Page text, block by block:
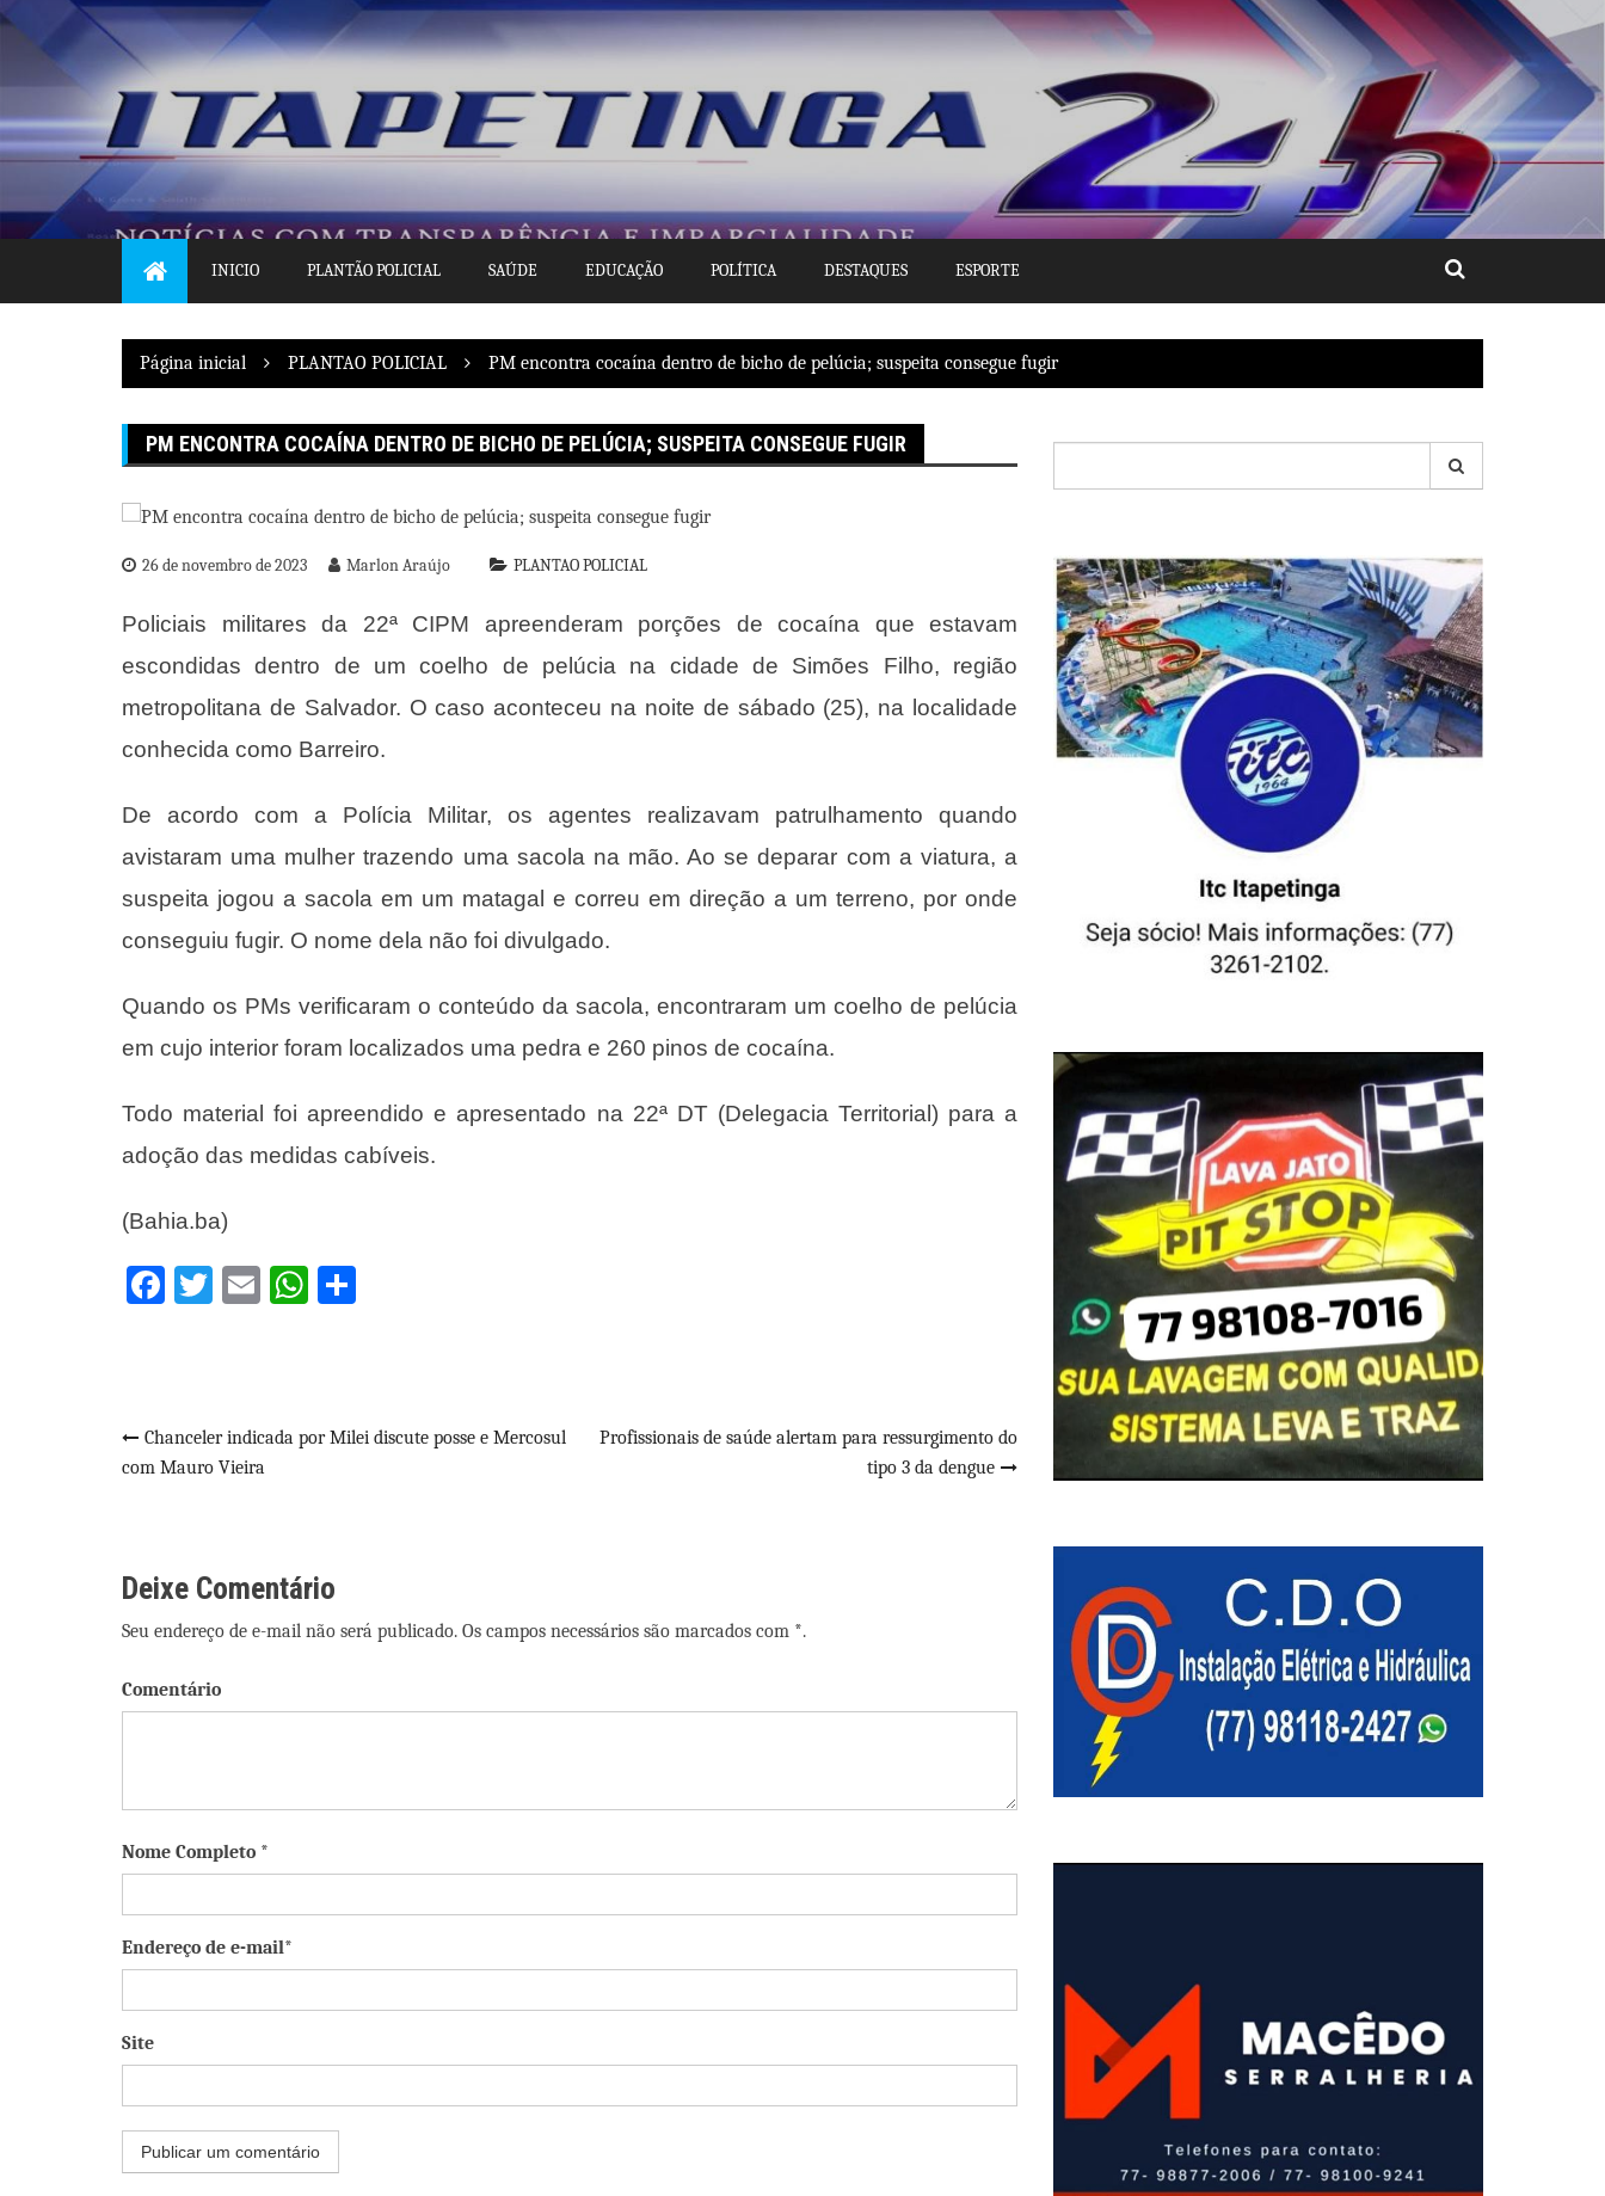
Pular
para
INICIO PLANTÃO POLICIAL SAÚDE EDUCAÇÃO POLÍTICA DESTAQUES ESPORTE
Página inicial PLANTAO POLICIAL PM encontra cocaína dentro de bicho de pelúcia; suspeita consegue fugir
PM ENCONTRA COCAÍNA DENTRO DE BICHO DE PELÚCIA; SUSPEITA CONSEGUE FUGIR
26 de novembro de 2023 Marlon Araújo PLANTAO POLICIAL
Policiais militares da 22ª CIPM apreenderam porções de cocaína que estavam
escondidas dentro de um coelho de pelúcia na cidade de Simões Filho, região
metropolitana de Salvador. O caso aconteceu na noite de sábado (25), na localidade
conhecida como Barreiro.
De acordo com a Polícia Militar, os agentes realizavam patrulhamento quando
avistaram uma mulher trazendo uma sacola na mão. Ao se deparar com a viatura, a
suspeita jogou a sacola em um matagal e correu em direção a um terreno, por onde
conseguiu fugir. O nome dela não foi divulgado.
Quando os PMs verificaram o conteúdo da sacola, encontraram um coelho de pelúcia
em cujo interior foram localizados uma pedra e 260 pinos de cocaína.
Todo material foi apreendido e apresentado na 22ª DT (Delegacia Territorial) para a
adoção das medidas cabíveis.
(Bahia.ba)
Facebook
Twitter
EmailWhatsApp
Navegação
Post
Chanceler indicada por Milei discute posse e Mercosul
com Mauro Vieira
Profissionais de saúde alertam para ressurgimento do
tipo 3 da dengue
Deixe Comentário
Seu endereço de e-mail não será publicado. Os campos necessários são marcados com *.
Comentário
Nome Completo *
Endereço de e-mail*
Site
por: